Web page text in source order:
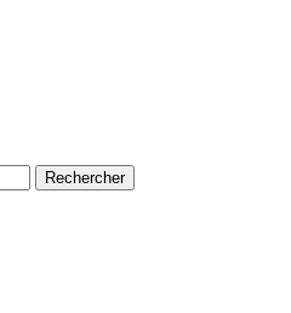
Rechercher